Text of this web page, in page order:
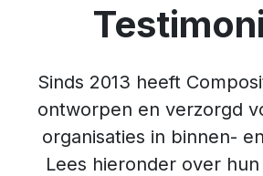
Sinds 2013 heeft
ontworpen en verzorgd
organisaties in binnen-
Lees hieronder over